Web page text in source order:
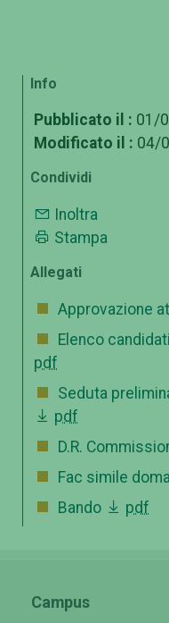
Info
Pubblicato il : 01/
Modificato il : 04/
Condividi
Inoltra
Stampa
Allegati
Approvazione
Elenco
pdf
Seduta
pdf
D.R.
Fac simile
Bando
pdf
Campus